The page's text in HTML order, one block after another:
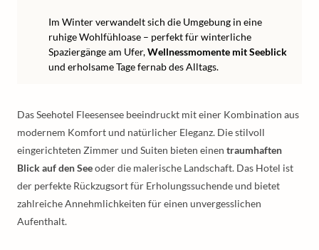
Im Winter verwandelt sich die Umgebung in eine
ruhige Wohlfühloase – perfekt für winterliche
Spaziergänge am Ufer,Wellnessmomente mit Seeblick
und erholsame Tage fernab des Alltags.
Das Seehotel Fleesensee beeindruckt mit einer Kombination aus
modernem Komfort und natürlicher Eleganz. Die stilvoll
eingerichteten Zimmer und Suiten bieten einen traumhaften
Blick auf den Seeoder die malerische Landschaft. Das Hotel ist
der perfekte Rückzugsort für Erholungssuchende und bietet
zahlreiche Annehmlichkeiten für einen unvergesslichen
Aufenthalt.